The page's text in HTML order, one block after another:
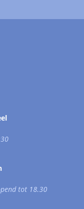
tot 18.30